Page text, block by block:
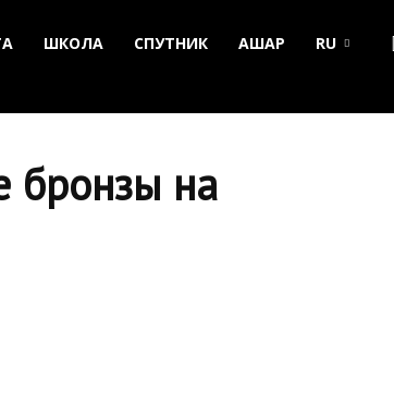
ШКОЛА СПУТНИК АШАР RU
бронзы на